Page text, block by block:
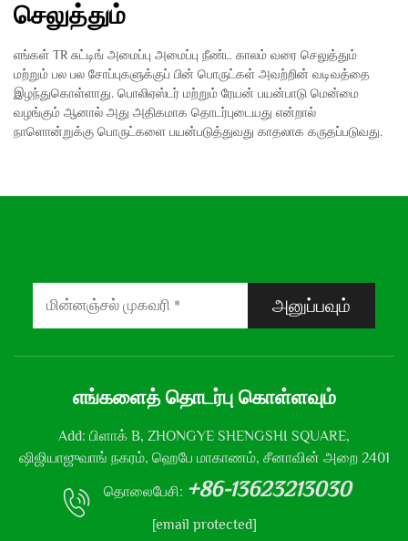
செலுத்தும்
எங்கள் TR சுட்டிங் அமைப்பு அமைப்பு நீண்ட காலம் வரை செலுத்தும்
மற்றும் பல பல சோப்புகளுக்குப் பின் பொருட்கள் அவற்றின் வடிவத்தை
இழந்துகொள்ளாது. பொலிஏஸ்டர் மற்றும் ரேயன் பயன்பாடு மென்மை
வழங்கும் ஆனால் அது அதிகமாக தொடர்புடையது என்றால்
நாளொன்றுக்கு பொருட்களை பயன்படுத்துவது காதலாக கருதப்படுவது.
அனுப்பவும்
எங்களைத் தொடர்பு கொள்ளவும்
Add: பிளாக் B, ZHONGYE SHENGSHI SQUARE,
ஷிஜியாஜுவாங் நகரம், ஹெபே மாகாணம், சீனாவின் அறை 2401
தொலைபேசி: +86-13623213030
[email protected]